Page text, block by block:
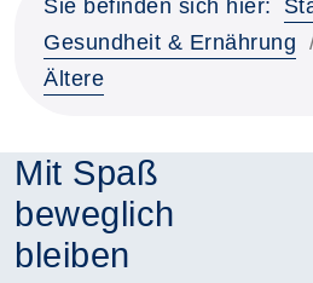
Sie befinden sich hier:
Gesundheit & Ernährung
Ältere
Mit Spaß
beweglich
bleiben